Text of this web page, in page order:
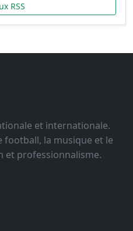
RSS
et internationale.
football, la musique et le
et professionnalisme.